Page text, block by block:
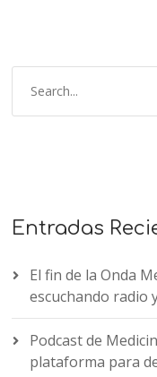
Entradas
El fin de la Onda
escuchando radio
Podcast de
plataforma para